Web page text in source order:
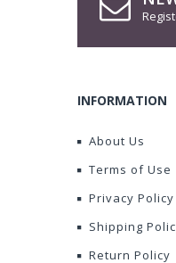
INFORMATION
About Us
Terms of Use
Privacy Policy
Shipping
Return Policy